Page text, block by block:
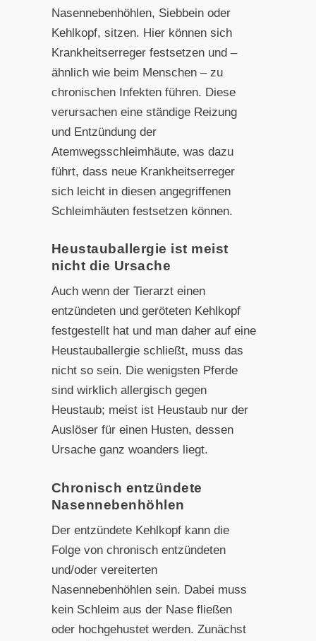
Nasennebenhöhlen, Siebbein oder
Kehlkopf, sitzen. Hier können sich
Krankheitserreger festsetzen und –
ähnlich wie beim Menschen – zu
chronischen Infekten führen. Diese
verursachen eine ständige Reizung
und Entzündung der
Atemwegsschleimhäute, was dazu
führt, dass neue Krankheitserreger
sich leicht in diesen angegriffenen
Schleimhäuten festsetzen können.
Heustauballergie ist meist
nicht die Ursache
Auch wenn der Tierarzt einen
entzündeten und geröteten Kehlkopf
festgestellt hat und man daher auf eine
Heustauballergie schließt, muss das
nicht so sein. Die wenigsten Pferde
sind wirklich allergisch gegen
Heustaub; meist ist Heustaub nur der
Auslöser für einen Husten, dessen
Ursache ganz woanders liegt.
Chronisch entzündete
Nasennebenhöhlen
Der entzündete Kehlkopf kann die
Folge von chronisch entzündeten
und/oder vereiterten
Nasennebenhöhlen sein. Dabei muss
kein Schleim aus der Nase fließen
oder hochgehustet werden. Zunächst